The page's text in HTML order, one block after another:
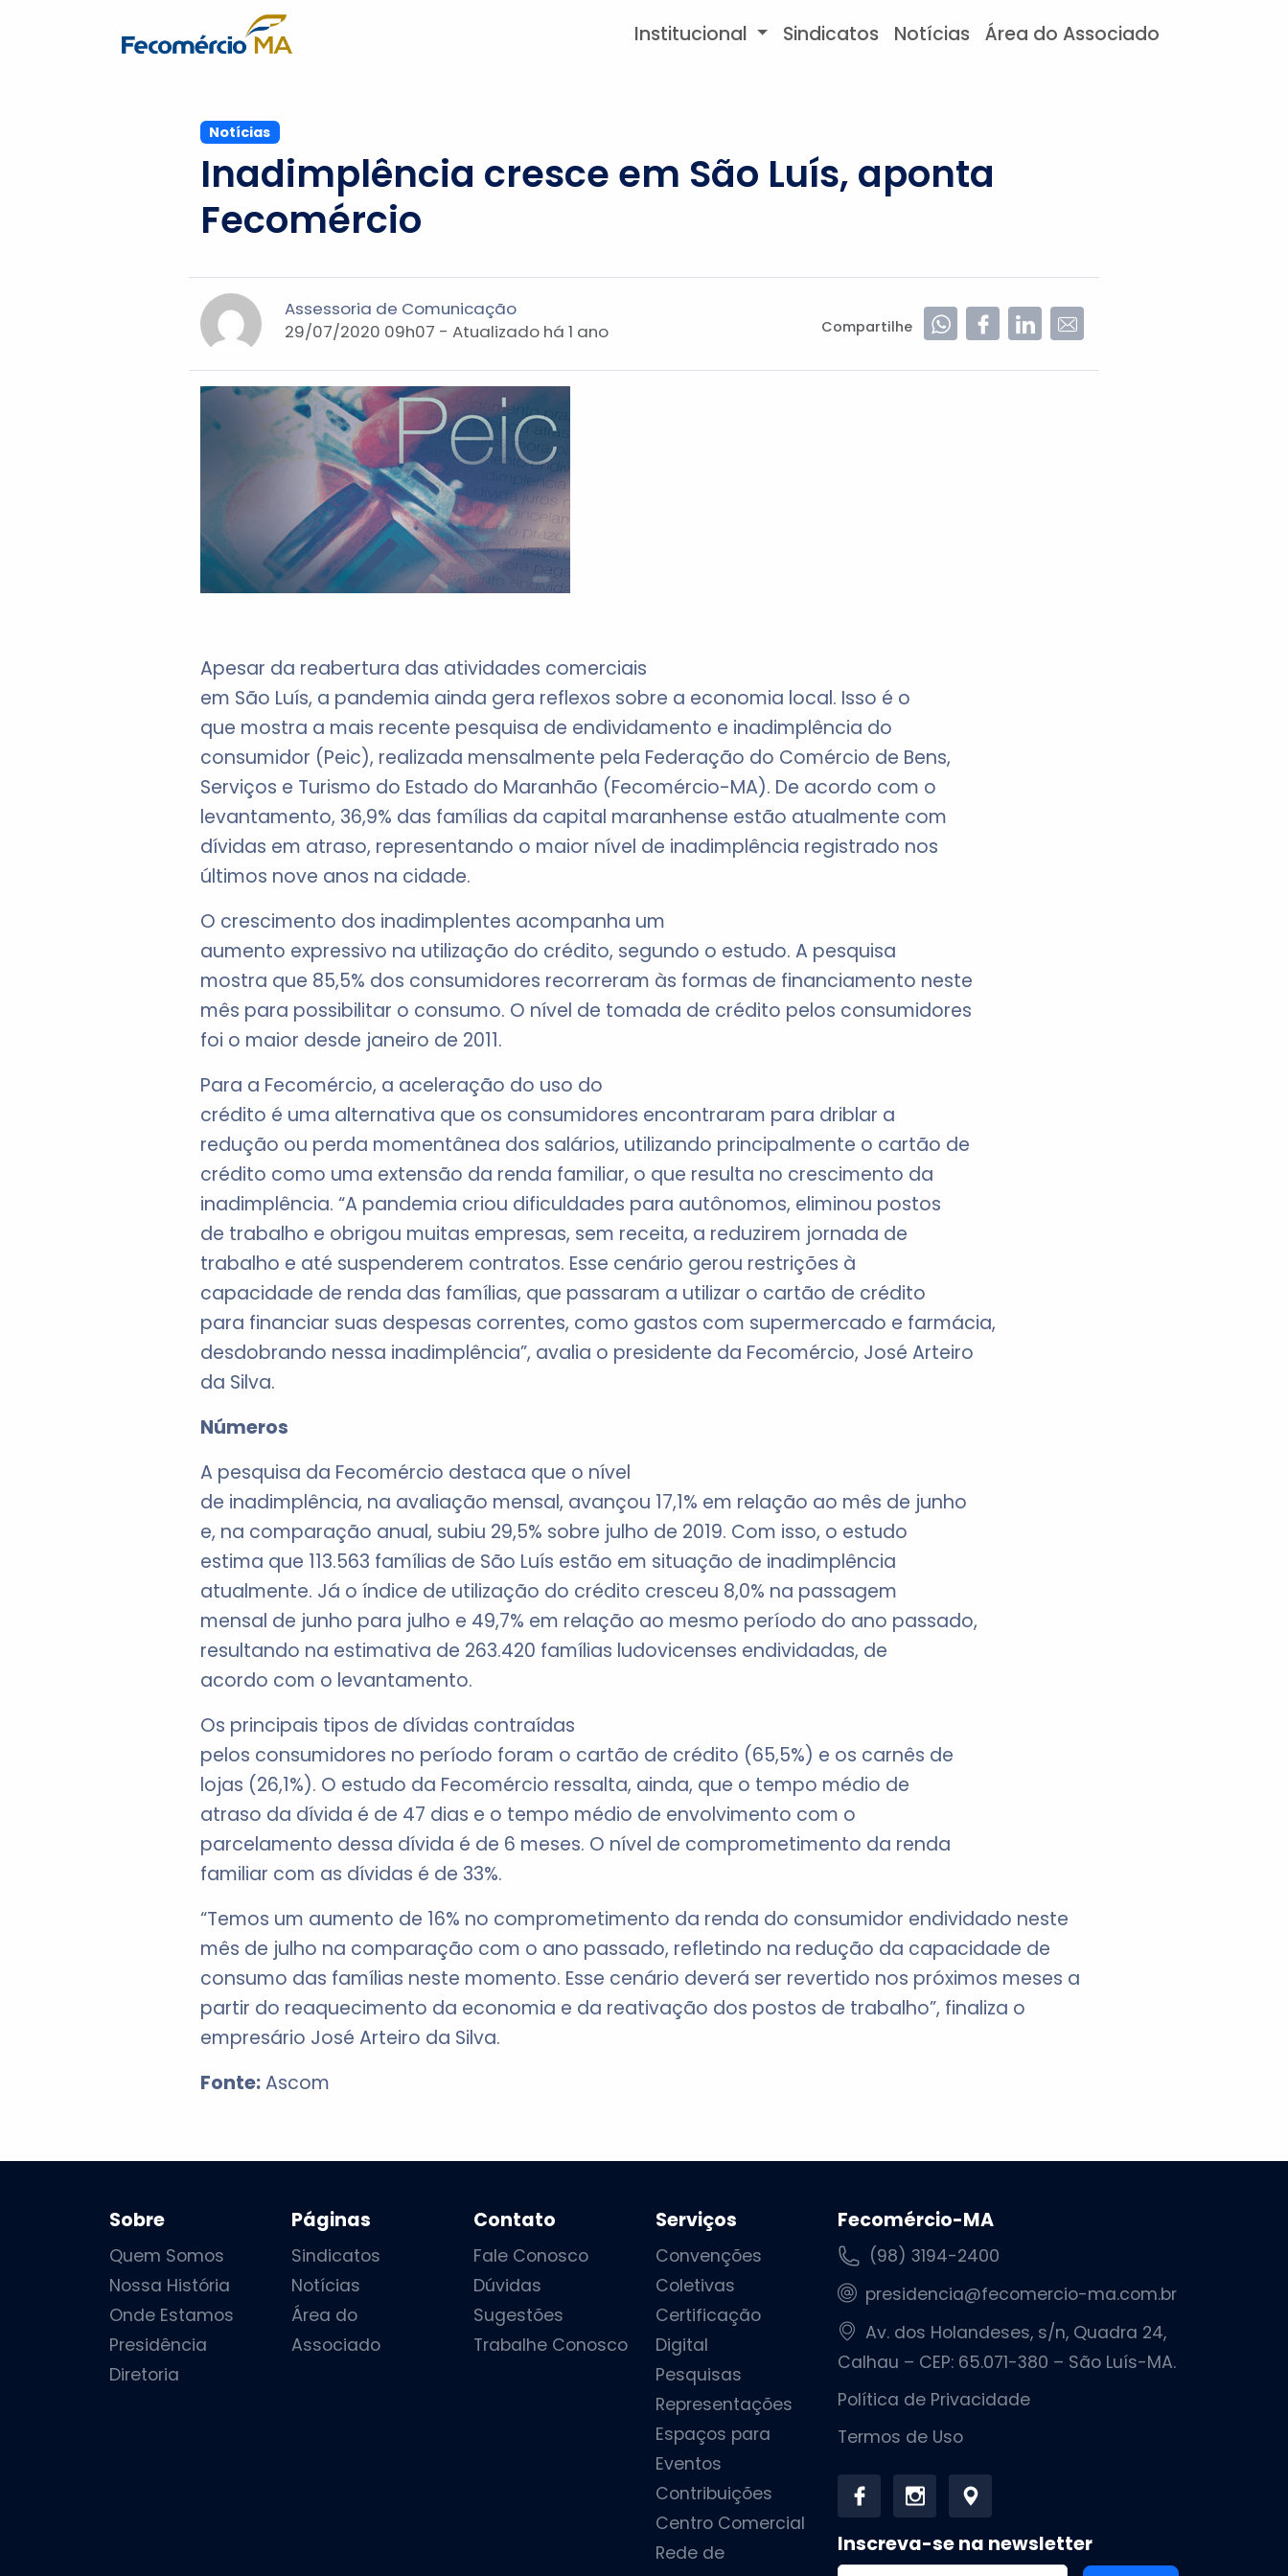
Institucional Sindicatos Notícias Área do Associado
Notícias
Inadimplência cresce em São Luís, aponta
Fecomércio
Assessoria de Comunicação
29/07/2020 09h07 - Atualizado há 1 ano Compartilhe
Apesar da reabertura das atividades comerciais
em São Luís, a pandemia ainda gera reflexos sobre a economia local. Isso é o
que mostra a mais recente pesquisa de endividamento e inadimplência do
consumidor (Peic), realizada mensalmente pela Federação do Comércio de Bens,
Serviços e Turismo do Estado do Maranhão (Fecomércio-MA). De acordo com o
levantamento, 36,9% das famílias da capital maranhense estão atualmente com
dívidas em atraso, representando o maior nível de inadimplência registrado nos
últimos nove anos na cidade.
O crescimento dos inadimplentes acompanha um
aumento expressivo na utilização do crédito, segundo o estudo. A pesquisa
mostra que 85,5% dos consumidores recorreram às formas de financiamento neste
mês para possibilitar o consumo. O nível de tomada de crédito pelos consumidores
foi o maior desde janeiro de 2011.
Para a Fecomércio, a aceleração do uso do
crédito é uma alternativa que os consumidores encontraram para driblar a
redução ou perda momentânea dos salários, utilizando principalmente o cartão de
crédito como uma extensão da renda familiar, o que resulta no crescimento da
inadimplência. “A pandemia criou dificuldades para autônomos, eliminou postos
de trabalho e obrigou muitas empresas, sem receita, a reduzirem jornada de
trabalho e até suspenderem contratos. Esse cenário gerou restrições à
capacidade de renda das famílias, que passaram a utilizar o cartão de crédito
para financiar suas despesas correntes, como gastos com supermercado e farmácia,
desdobrando nessa inadimplência”, avalia o presidente da Fecomércio, José Arteiro
da Silva.
Números
A pesquisa da Fecomércio destaca que o nível
de inadimplência, na avaliação mensal, avançou 17,1% em relação ao mês de junho
e, na comparação anual, subiu 29,5% sobre julho de 2019. Com isso, o estudo
estima que 113.563 famílias de São Luís estão em situação de inadimplência
atualmente. Já o índice de utilização do crédito cresceu 8,0% na passagem
mensal de junho para julho e 49,7% em relação ao mesmo período do ano passado,
resultando na estimativa de 263.420 famílias ludovicenses endividadas, de
acordo com o levantamento.
Os principais tipos de dívidas contraídas
pelos consumidores no período foram o cartão de crédito (65,5%) e os carnês de
lojas (26,1%). O estudo da Fecomércio ressalta, ainda, que o tempo médio de
atraso da dívida é de 47 dias e o tempo médio de envolvimento com o
parcelamento dessa dívida é de 6 meses. O nível de comprometimento da renda
familiar com as dívidas é de 33%.
“Temos um aumento de 16% no comprometimento da renda do consumidor endividado neste
mês de julho na comparação com o ano passado, refletindo na redução da capacidade de
consumo das famílias neste momento. Esse cenário deverá ser revertido nos próximos meses a
partir do reaquecimento da economia e da reativação dos postos de trabalho”, finaliza o
empresário José Arteiro da Silva.
Fonte:Ascom
Sobre
Quem Somos
Nossa História
Onde Estamos
Presidência
Diretoria
Páginas
Sindicatos
Notícias
Área do
Associado
Contato
Fale Conosco
Dúvidas
Sugestões
Trabalhe Conosco
Serviços
Convenções
Coletivas
Certificação
Digital
Pesquisas
Representações
Espaços para
Eventos
Contribuições
Centro Comercial
Rede de
Fecomércio-MA
(98) 3194-2400
presidencia@fecomercio-ma.com.br
Av. dos Holandeses, s/n, Quadra 24,
Calhau – CEP: 65.071-380 – São Luís-MA.
Política de Privacidade
Termos de Uso
Inscreva-se na newsletter